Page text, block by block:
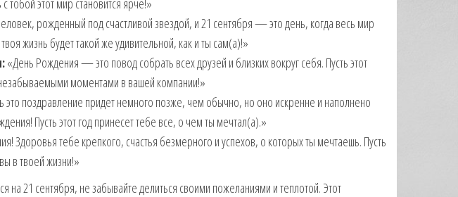
тобой этот мир становится ярче!»
рожденный под счастливой звездой, и 21 сентября — это день, когда весь мир
жизнь будет такой же удивительной, как и ты сам(а)!»
«День Рождения — это повод собрать всех друзей и близких вокруг себя. Пусть этот
моментами в вашей компании!»
это поздравление придет немного позже, чем обычно, но оно искренне и наполнено
Пусть этот год принесет тебе все, о чем ты мечтал(а).»
Здоровья тебе крепкого, счастья безмерного и успехов, о которых ты мечтаешь. Пусть
в твоей жизни!»
21 сентября, не забывайте делиться своими пожеланиями и теплотой. Этот